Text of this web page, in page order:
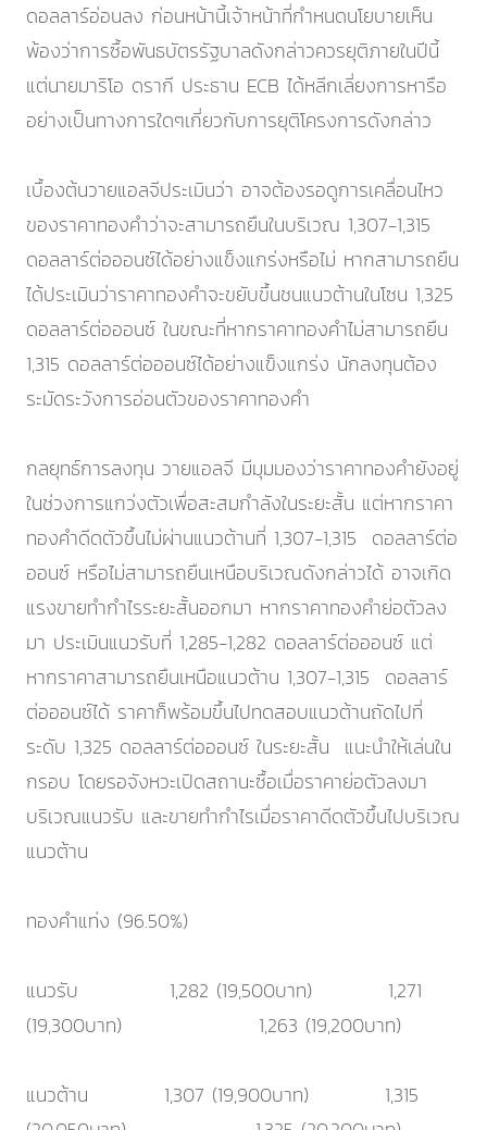
ดอลลาร์อ่อนลง ก่อนหน้านี้เจ้าหน้าที่กำหนดนโยบายเห็น
พ้องว่าการซื้อพันธบัตรรัฐบาลดังกล่าวควรยุติภายในปีนี้
แต่นายมาริโอ ดรากี ประธาน ECB ได้หลีกเลี่ยงการหารือ
อย่างเป็นทางการใดๆเกี่ยวกับการยุติโครงการดังกล่าว
เบื้องต้นวายแอลจีประเมินว่า อาจต้องรอดูการเคลื่อนไหว
ของราคาทองคำว่าจะสามารถยืนในบริเวณ 1,307-1,315
ดอลลาร์ต่อออนซ์ได้อย่างแข็งแกร่งหรือไม่ หากสามารถยืน
ได้ประเมินว่าราคาทองคำจะขยับขึ้นชนแนวต้านในโซน 1,325
ดอลลาร์ต่อออนซ์ ในขณะที่หากราคาทองคำไม่สามารถยืน
1,315 ดอลลาร์ต่อออนซ์ได้อย่างแข็งแกร่ง นักลงทุนต้อง
ระมัดระวังการอ่อนตัวของราคาทองคำ
กลยุทธ์การลงทุน วายแอลจี มีมุมมองว่าราคาทองคำยังอยู่
ในช่วงการแกว่งตัวเพื่อสะสมกำลังในระยะสั้น แต่หากราคา
ทองคำดีดตัวขึ้นไม่ผ่านแนวต้านที่ 1,307-1,315 ดอลลาร์ต่อ
ออนซ์ หรือไม่สามารถยืนเหนือบริเวณดังกล่าวได้ อาจเกิด
แรงขายทำกำไรระยะสั้นออกมา หากราคาทองคำย่อตัวลง
มา ประเมินแนวรับที่ 1,285-1,282 ดอลลาร์ต่อออนซ์ แต่
หากราคาสามารถยืนเหนือแนวต้าน 1,307-1,315 ดอลลาร์
ต่อออนซ์ได้ ราคาก็พร้อมขึ้นไปทดสอบแนวต้านถัดไปที่
ระดับ 1,325 ดอลลาร์ต่อออนซ์ ในระยะสั้น แนะนำให้เล่นใน
กรอบ โดยรอจังหวะเปิดสถานะซื้อเมื่อราคาย่อตัวลงมา
บริเวณแนวรับ และขายทำกำไรเมื่อราคาดีดตัวขึ้นไปบริเวณ
แนวต้าน
ทองคำแท่ง (96.50%)
แนวรับ 1,282 (19,500บาท) 1,271
(19,300บาท) 1,263 (19,200บาท)
แนวต้าน 1,307 (19,900บาท) 1,315